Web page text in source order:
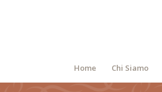
Home Chi Siamo